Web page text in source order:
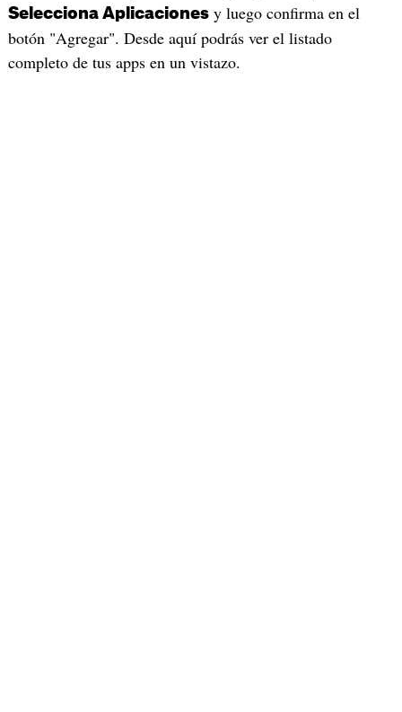
Selecciona Aplicacionesy luego confirma en el
botón "Agregar". Desde aquí podrás ver el listado
completo de tus apps en un vistazo.